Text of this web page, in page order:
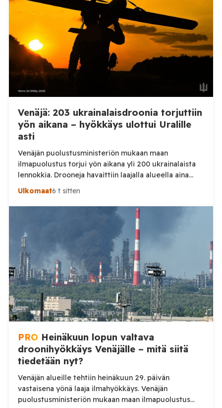
Nikopolin alueella iskuja kohdistui Nikopolin
kaupunkiin sekä […]
Venäjä: 203 ukrainalaisdroonia torjuttiin
yön aikana – hyökkäys ulottui Uralille
asti
Venäjän puolustusministeriön mukaan maan
ilmapuolustus torjui yön aikana yli 200 ukrainalaista
lennokkia. Drooneja havaittiin laajalla alueella aina
Uralille asti. Venäjän puolustusministeriön virallisen
yhteensä 203 ukrainalaista kiinteäsiipistä
miehittämätöntä ilma-alusta torstai-illan 6. elokuuta
ja perjantaiaamun 7. elokuuta välisenä aikana.
Ministeriön ilmoitus koskee aikaväliä kello 20–08
Moskovan aikaa. Ministeriön mukaan drooneja
torjuttiin […]
Ulkomaat6 t sitten
PRO Heinäkuun lopun valtava
droonihyökkäys Venäjälle – mitä siitä
tiedetään nyt?
Venäjän alueille tehtiin heinäkuun 29. päivän
vastaisena yönä laaja ilmahyökkäys. Venäjän
puolustusministeriön mukaan maan ilmapuolustus